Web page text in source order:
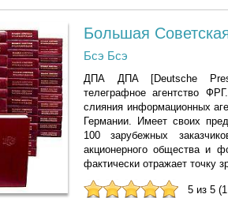
Большая
Бсэ Бсэ
ДПА ДПА [Deutsche
телеграфное агентство
слияния информационных
Германии. Имеет своих
100 зарубежных
акционерного общества и
фактически отражает точку
5 из 5